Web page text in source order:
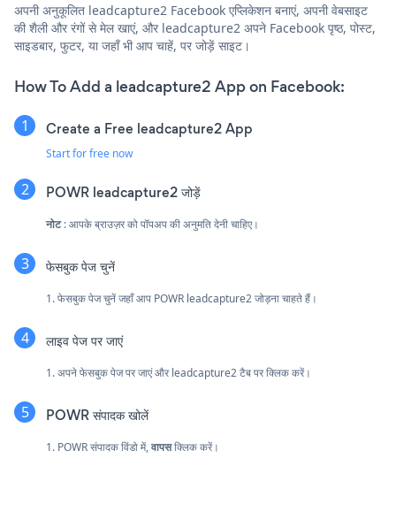
अपनी अनुकूलित leadcapture2 Facebook एप्लिकेशन बनाएं, अपनी वेबसाइट
की शैली और रंगों से मेल खाएं, और leadcapture2 अपने Facebook पृष्ठ, पोस्ट,
साइडबार, फुटर, या जहाँ भी आप चाहें, पर जोड़ें साइट।
How To Add a leadcapture2 App on Facebook:
Create a Free leadcapture2 App
Start for free now
POWR leadcapture2 जोड़ें
नोट: आपके ब्राउज़र को पॉपअप की अनुमति देनी चाहिए।
फेसबुक पेज चुनें
1. फेसबुक पेज चुनें जहाँ आप POWR leadcapture2 जोड़ना चाहते हैं।
लाइव पेज पर जाएं
1. अपने फेसबुक पेज पर जाएं और leadcapture2 टैब पर क्लिक करें।
POWR संपादक खोलें
1. POWR संपादक विंडो में,वापसक्लिक करें।